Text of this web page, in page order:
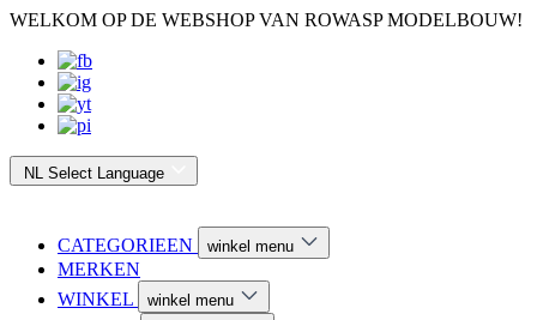
WELKOM OP DE WEBSHOP VAN ROWASP MODELBOUW!
NL Select Language
CATEGORIEEN winkel menu
MERKEN
WINKEL
winkel menu